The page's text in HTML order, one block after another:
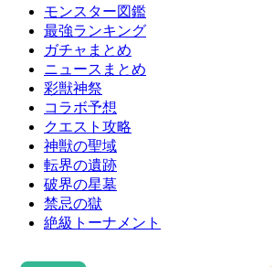
モンスター図鑑
最強ランキング
ガチャまとめ
ニュースまとめ
彩獣神祭
コラボ予想
クエスト攻略
神獣の聖域
転界の遺跡
破界の星墓
禁忌の獄
絶級トーナメント